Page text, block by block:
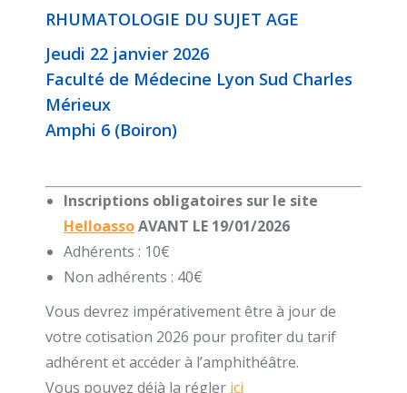
RHUMATOLOGIE DU SUJET AGE
Jeudi 22 janvier 2026
Faculté de Médecine Lyon Sud Charles
Mérieux
Amphi 6 (Boiron)
Inscriptions obligatoires sur le site
HelloassoAVANT LE 19/01/2026
Adhérents : 10€
Non adhérents : 40€
Vous devrez impérativement être à jour de
votre cotisation 2026 pour profiter du tarif
adhérent et accéder à l’amphithéâtre.
Vous pouvez déjà la régler ici